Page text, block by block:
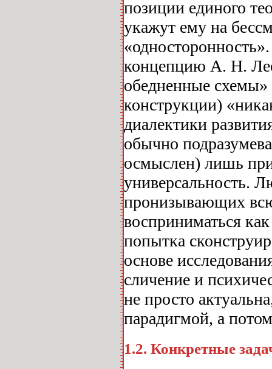
позиции единого
укажут ему на
концепцию А. Н.
обедненные схемы»
конструкции)
диалектики
обычно
осмыслен) лишь
универсальность.
пронизывающих всю
восприниматься
попытка
основе
сличение и
не просто
парадигмой, а
1.2. Конкретные